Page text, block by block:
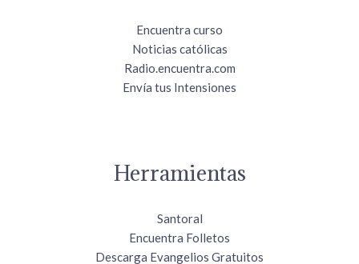
Encuentra curso
Noticias católicas
Radio.encuentra.com
Envía tus Intensiones
Herramientas
Santoral
Encuentra Folletos
Descarga Evangelios Gratuitos